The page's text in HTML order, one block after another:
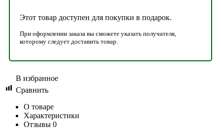
Этот товар доступен для покупки в подарок.
При оформлении заказа вы сможете указать получателя,
которому следует доставить товар.
В избранное
Сравнить
О товаре
Характеристики
Отзывы 0